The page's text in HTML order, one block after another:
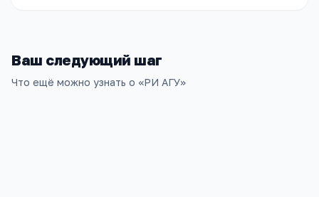
Ваш следующий шаг
Что ещё можно узнать о «РИ АГУ»